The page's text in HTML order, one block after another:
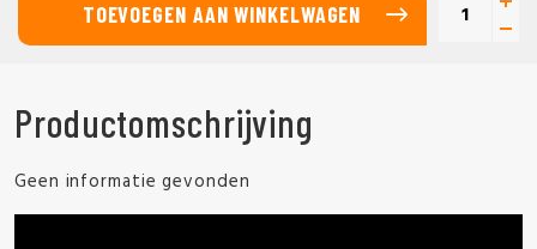
TOEVOEGEN AAN WINKELWAGEN
Productomschrijving
Geen informatie gevonden